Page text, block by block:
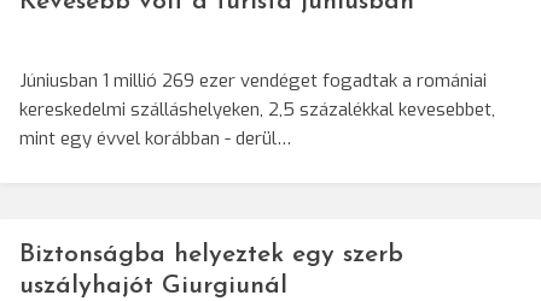
Júniusban 1 millió 269 ezer vendéget fogadtak a romániai
kereskedelmi szálláshelyeken, 2,5 százalékkal kevesebbet,
mint egy évvel korábban - derül…
Biztonságba helyeztek egy szerb
uszályhajót Giurgiunál